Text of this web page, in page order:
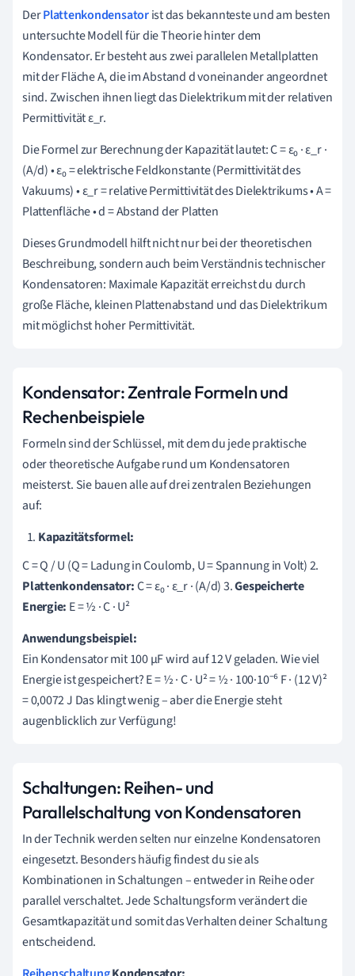
DerPlattenkondensatorist das bekannteste und am besten
untersuchte Modell für die Theorie hinter dem
Kondensator. Er besteht aus zwei parallelen Metallplatten
mit der Fläche A, die im Abstand d voneinander angeordnet
sind. Zwischen ihnen liegt das Dielektrikum mit der relativen
Permittivität ε_r.
Die Formel zur Berechnung der Kapazität lautet: C = ε₀ · ε_r ·
(A/d) • ε₀ = elektrische Feldkonstante (Permittivität des
Vakuums) • ε_r = relative Permittivität des Dielektrikums • A =
Plattenfläche • d = Abstand der Platten
Dieses Grundmodell hilft nicht nur bei der theoretischen
Beschreibung, sondern auch beim Verständnis technischer
Kondensatoren: Maximale Kapazität erreichst du durch
große Fläche, kleinen Plattenabstand und das Dielektrikum
mit möglichst hoher Permittivität.
Kondensator: Zentrale Formeln und
Rechenbeispiele
Formeln sind der Schlüssel, mit dem du jede praktische
oder theoretische Aufgabe rund um Kondensatoren
meisterst. Sie bauen alle auf drei zentralen Beziehungen
auf:
Kapazitätsformel:
C = Q / U (Q = Ladung in Coulomb, U = Spannung in Volt) 2.
Plattenkondensator:C = ε₀ · ε_r · (A/d) 3.Gespeicherte
Energie: E = ½ · C · U²
Anwendungsbeispiel:
Ein Kondensator mit 100 μF wird auf 12 V geladen. Wie viel
Energie ist gespeichert? E = ½ · C · U² = ½ · 100·10⁻⁶ F · (12 V)²
= 0,0072 J Das klingt wenig – aber die Energie steht
augenblicklich zur Verfügung!
Schaltungen: Reihen- und
Parallelschaltung von Kondensatoren
In der Technik werden selten nur einzelne Kondensatoren
eingesetzt. Besonders häufig findest du sie als
Kombinationen in Schaltungen – entweder in Reihe oder
parallel verschaltet. Jede Schaltungsform verändert die
Gesamtkapazität und somit das Verhalten deiner Schaltung
entscheidend.